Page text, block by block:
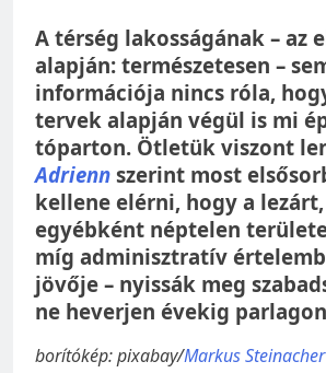
A térség lakosságának – az
alapján: természetesen –
információja nincs róla,
tervek alapján végül is mi
tóparton. Ötletük viszont
Adrienn szerint most
kellene elérni, hogy a
egyébként néptelen
míg adminisztratív
jövője – nyissák meg
ne heverjen évekig
borítókép: pixabay/Markus Steinacher